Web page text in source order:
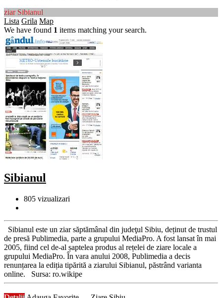
ziar Sibianul
Lista Grila Map
We have found 1 items matching your search.
Sibianul
805 vizualizari
Sibianul este un ziar săptămânal din judeţul Sibiu, deținut de trustul
de presă Publimedia, parte a grupului MediaPro. A fost lansat în mai
2005, fiind cel de-al șaptelea produs al rețelei de ziare locale a
grupului MediaPro. În vara anului 2008, Publimedia a decis
renunțarea la ediția tipărită a ziarului Sibianul, păstrând varianta
online. Sursa: ro.wikipe